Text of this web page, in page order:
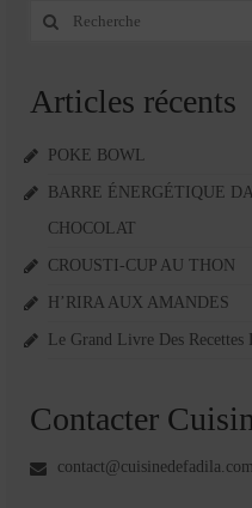
Rechercher
Articles récents
POKE BOWL
BARRE ÉNERGÉTIQUE
CHOCOLAT
CROUSTI-CUP AU THON
H’RIRA AUX AMANDES
Le Grand Livre Des
Contacter
contact@cuisinedefadila.com